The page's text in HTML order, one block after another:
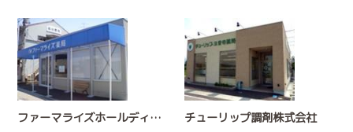
ファーマライズホールディングス株式会社 チューリップ調剤株式会社